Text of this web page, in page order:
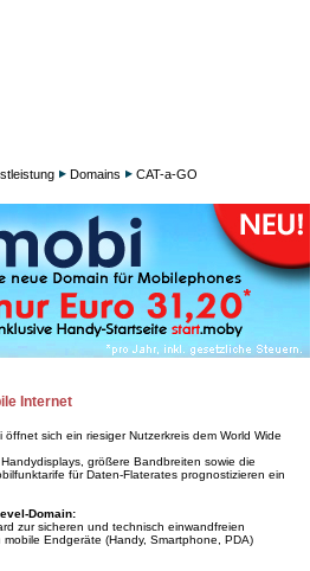
Domains CAT-a-GO
Internet
sich ein riesiger Nutzerkreis dem World Wide
größere Bandbreiten sowie die
für Daten-Flaterates prognostizieren ein
Domain:
zur sicheren und technisch einwandfreien
Endgeräte (Handy, Smartphone, PDA)